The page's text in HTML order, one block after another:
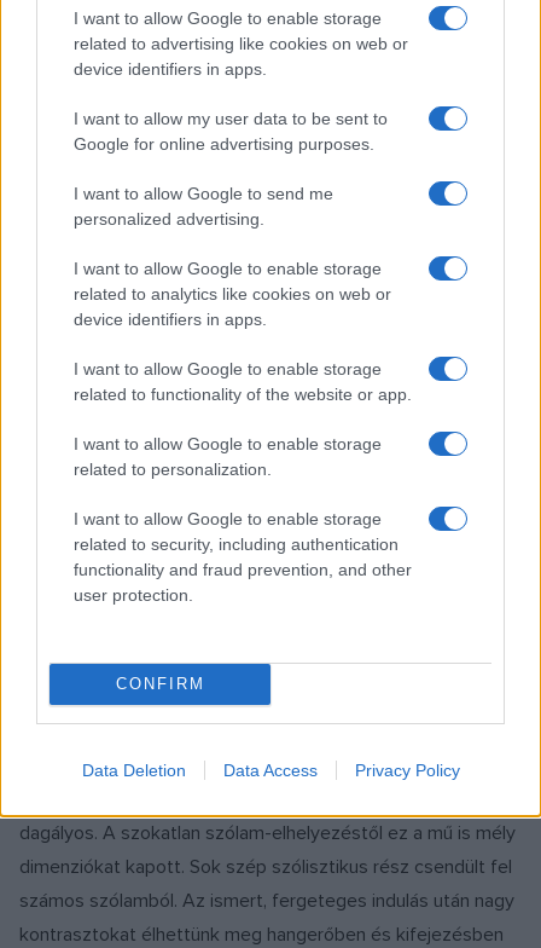
I want to allow Google to enable storage
related to advertising like cookies on web or
device identifiers in apps.
I want to allow my user data to be sent to
Google for online advertising purposes.
I want to allow Google to send me
personalized advertising.
I want to allow Google to enable storage
related to analytics like cookies on web or
device identifiers in apps.
I want to allow Google to enable storage
related to functionality of the website or app.
I want to allow Google to enable storage
related to personalization.
I want to allow Google to enable storage
related to security, including authentication
functionality and fraud prevention, and other
user protection.
CONFIRM
Data Deletion Data Access Privacy Policy
simogatóan érzékeny játékkal gyönyörködtetett. A
megszakítás nélkül következő harmadik tétel játékos,
csipkelődés után tért vissza az erőhöz, erőteljes, de nem
hajszolt tempó, kulturált fúvós játék, arányos, mértéktartó
formálás, kis feleselgetés a szólamok között, majd egy
érzelemgazdag zárás adott utat az ovációnak.
A hangverseny második felében, úgy száz évvel későbbre
ugorva Richard Strauss művei következtek:A rózsalovag
című operájának második keringősorozata és az
szóla Zarathustra
. A Mária Terézia korában játszódó
operában kulcsszerepet kap az 1820-as évek előtt nem is
létező keringő. A zenekar nagy élvezettel és remek
hangulatfestéssel idézte fel a Monarchia korát. Fischer Iván
elegánsan hozott ki minden tüzet ezúttal a keringőből.
Ennél jóval súlyosabb mondanivalót hordoz Richard Strauss
ismert, nyolc részből álló, nagyszabású szimfonikus
faj fejlődéséről a kezdetektől ? a nietzschei Übermensch
gondolatának megszületéséig? ? írta Richard Strauss maga,
ezzel is erősítve, hogy noha a részek alcímet viselnek, a mű
nem programzene, inkább filozófiai hitvallás, és ennek
dagályos. A szokatlan szólam-elhelyezéstől ez a mű is mély
dimenziókat kapott. Sok szép szólisztikus rész csendült fel
számos szólamból. Az ismert, fergeteges indulás után nagy
kontrasztokat élhettünk meg hangerőben és kifejezésben